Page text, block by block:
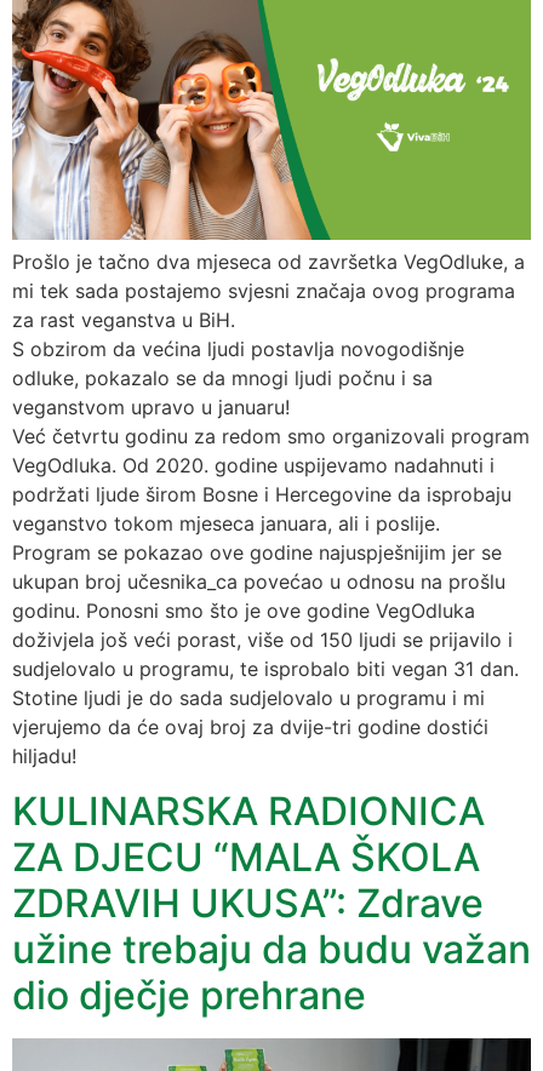
Prošlo je tačno dva mjeseca od završetka VegOdluke, a
mi tek sada postajemo svjesni značaja ovog programa
za rast veganstva u BiH.
S obzirom da većina ljudi postavlja novogodišnje
odluke, pokazalo se da mnogi ljudi počnu i sa
veganstvom upravo u januaru!
Već četvrtu godinu za redom smo organizovali program
VegOdluka. Od 2020. godine uspijevamo nadahnuti i
podržati ljude širom Bosne i Hercegovine da isprobaju
veganstvo tokom mjeseca januara, ali i poslije.
Program se pokazao ove godine najuspješnijim jer se
ukupan broj učesnika_ca povećao u odnosu na prošlu
godinu. Ponosni smo što je ove godine VegOdluka
doživjela još veći porast, više od 150 ljudi se prijavilo i
sudjelovalo u programu, te isprobalo biti vegan 31 dan.
Stotine ljudi je do sada sudjelovalo u programu i mi
vjerujemo da će ovaj broj za dvije-tri godine dostići
hiljadu!
KULINARSKA RADIONICA
ZA DJECU “MALA ŠKOLA
ZDRAVIH UKUSA”: Zdrave
užine trebaju da budu važan
dio dječje prehrane